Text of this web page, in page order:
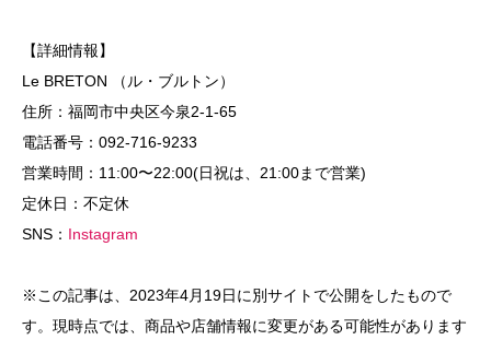
【詳細情報】
Le BRETON （ル・ブルトン）
住所：福岡市中央区今泉2-1-65
電話番号：092-716-9233
営業時間：11:00〜22:00(日祝は、21:00まで営業)
定休日：不定休
SNS： Instagram
※この記事は、2023年4月19日に別サイトで公開をしたもので
す。現時点では、商品や店舗情報に変更がある可能性があります